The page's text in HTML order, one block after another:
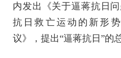
内发出《关于逼蒋抗日
抗日救亡运动的新形
议》，提出“逼蒋抗日”的